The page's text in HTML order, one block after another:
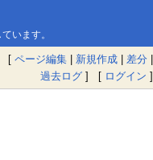
います。
[ ページ編集 | 新規作成 | 差分 |
過去ログ ] [ ログイン ]